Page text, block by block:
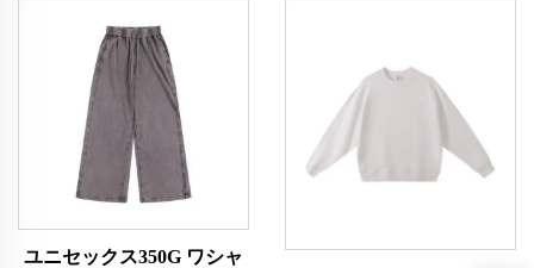
ユニセックス350G ワシャ